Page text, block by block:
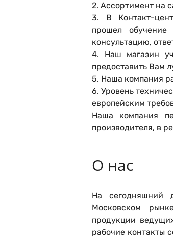
2. Ассортимент на
3. В Контакт-
прошел
консультацию,
4. Наш магазин
предоставить Вам
5. Наша компания
6. Уровень
европейским
Наша компания
производителя, в
О нас
На сегодняшний
Московском
продукции
рабочие контакты